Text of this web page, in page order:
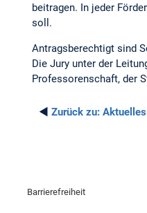
beitragen. In jeder
soll.
Antragsberechtigt sind
Die Jury unter der
Professorenschaft, der
◄ Zurück zu: Aktuelles
Barrierefreiheit